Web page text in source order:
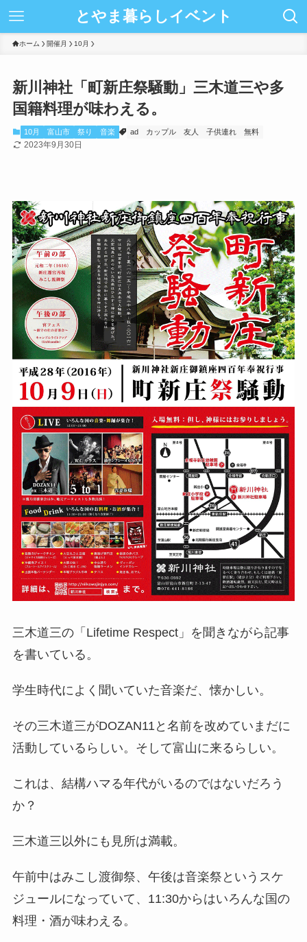
とやま暮らしイベント
ホーム 開催月 10月
新川神社「町新庄祭騒動」三木道三や多
国籍料理が味わえる。
10月 富山市 祭り 音楽 ad カップル 友人 子供連れ 無料
2023年9月30日
三木道三の「Lifetime Respect」を聞きながら記事
を書いている。
学生時代によく聞いていた音楽だ、懐かしい。
その三木道三がDOZAN11と名前を改めていまだに
活動しているらしい。そして富山に来るらしい。
これは、結構ハマる年代がいるのではないだろう
か？
三木道三以外にも見所は満載。
午前中はみこし渡御祭、午後は音楽祭というスケ
ジュールになっていて、 11:30からはいろんな国の
料理・酒が味わえる 。